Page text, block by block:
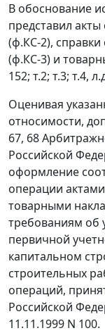
В обоснование
представил
(ф.КС-2),
(ф.КС-3) и
152; т.2; т.3; т.4,
Оценивая
относимости,
67, 68
Российской
оформление
операции
товарными
требованиям
первичной
капитальном
строительных
операций,
Российской
11.11.1999 N 100.